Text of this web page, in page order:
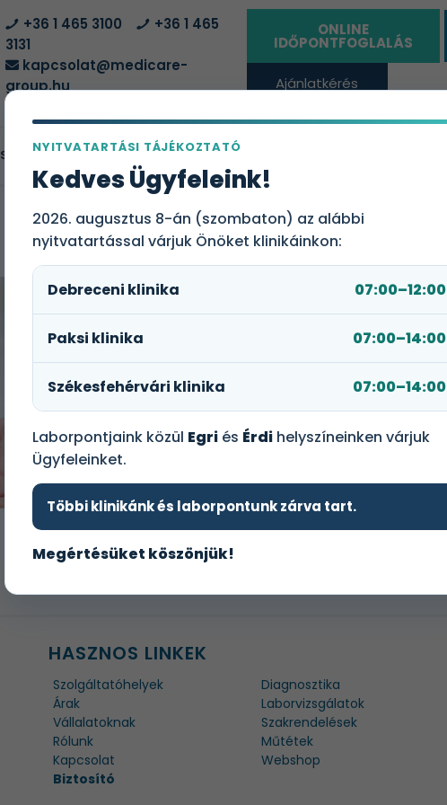
+36 1 465 3100
+36 1 465
3131
kapcsolat@medicare-
group.hu
ONLINE
IDŐPONTFOGLALÁS
Ajánlatkérés
vállalatoknak
SZOLGÁLTATÓHELYEK EGÉSZSÉGBIZTOSÍTÁSI CSOMAGOK
HASZNOS LINKEK
Szolgáltatóhelyek
Árak
Vállalatoknak
Rólunk
Kapcsolat
Biztosító
Diagnosztika
Laborvizsgálatok
Szakrendelések
Műtétek
Webshop
NYITVATARTÁSI TÁJÉKOZTATÓ
Kedves Ügyfeleink!
2026. augusztus 8-án (szombaton) az alábbi
nyitvatartással várjuk Önöket klinikáinkon:
Debreceni klinika 07:00–12:00
Paksi klinika 07:00–14:00
Székesfehérvári klinika 07:00–14:00
Laborpontjaink közül Egri és Érdi helyszíneinken várjuk
Ügyfeleinket.
Többi klinikánk és laborpontunk zárva tart.
Megértésüket köszönjük!